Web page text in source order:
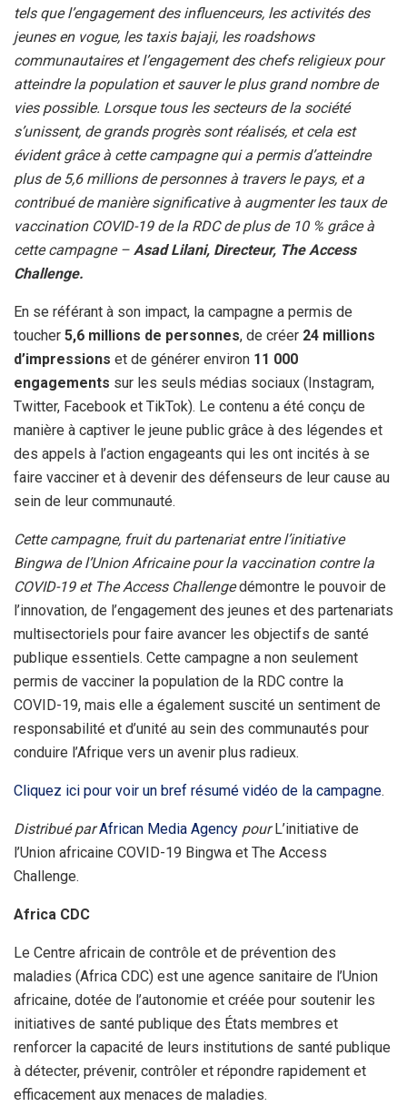
tels que l’engagement des influenceurs, les activités des
jeunes en vogue, les taxis bajaji, les roadshows
communautaires et l’engagement des chefs religieux pour
atteindre la population et sauver le plus grand nombre de
vies possible. Lorsque tous les secteurs de la société
s’unissent, de grands progrès sont réalisés, et cela est
évident grâce à cette campagne qui a permis d’atteindre
plus de 5,6 millions de personnes à travers le pays, et a
contribué de manière significative à augmenter les taux de
vaccination COVID-19 de la RDC de plus de 10 % grâce à
cette campagne – Asad Lilani, Directeur, The Access
Challenge.
En se référant à son impact, la campagne a permis de
toucher 5,6 millions de personnes, de créer 24 millions
d’impressions et de générer environ 11 000
engagements sur les seuls médias sociaux (Instagram,
Twitter, Facebook et TikTok). Le contenu a été conçu de
manière à captiver le jeune public grâce à des légendes et
des appels à l’action engageants qui les ont incités à se
faire vacciner et à devenir des défenseurs de leur cause au
sein de leur communauté.
Cette campagne, fruit du partenariat entre l’initiative
Bingwa de l’Union Africaine pour la vaccination contre la
COVID-19 et The Access Challengedémontre le pouvoir de
l’innovation, de l’engagement des jeunes et des partenariats
multisectoriels pour faire avancer les objectifs de santé
publique essentiels. Cette campagne a non seulement
permis de vacciner la population de la RDC contre la
COVID-19, mais elle a également suscité un sentiment de
responsabilité et d’unité au sein des communautés pour
conduire l’Afrique vers un avenir plus radieux.
Cliquez ici pour voir un bref résumé vidéo de la campagne.
Distribué parAfrican Media Agency pour L’initiative de
l’Union africaine COVID-19 Bingwa et The Access
Challenge.
Africa CDC
Le Centre africain de contrôle et de prévention des
maladies (Africa CDC) est une agence sanitaire de l’Union
africaine, dotée de l’autonomie et créée pour soutenir les
initiatives de santé publique des États membres et
renforcer la capacité de leurs institutions de santé publique
à détecter, prévenir, contrôler et répondre rapidement et
efficacement aux menaces de maladies.